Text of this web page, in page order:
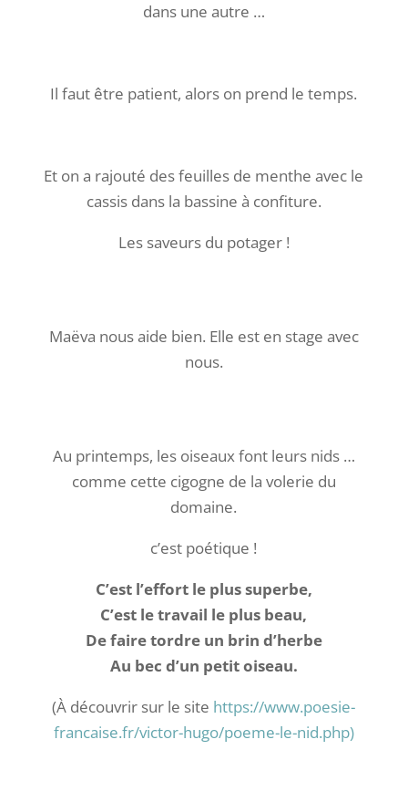
dans une autre …
Il faut être patient, alors on prend le temps.
Et on a rajouté des feuilles de menthe avec le
cassis dans la bassine à confiture.
Les saveurs du potager !
Maëva nous aide bien. Elle est en stage avec
nous.
Au printemps, les oiseaux font leurs nids …
comme cette cigogne de la volerie du
domaine.
c’est poétique !
C’est l’effort le plus superbe,
C’est le travail le plus beau,
De faire tordre un brin d’herbe
Au bec d’un petit oiseau.
(À découvrir sur le site https://www.poesie-
francaise.fr/victor-hugo/poeme-le-nid.php)